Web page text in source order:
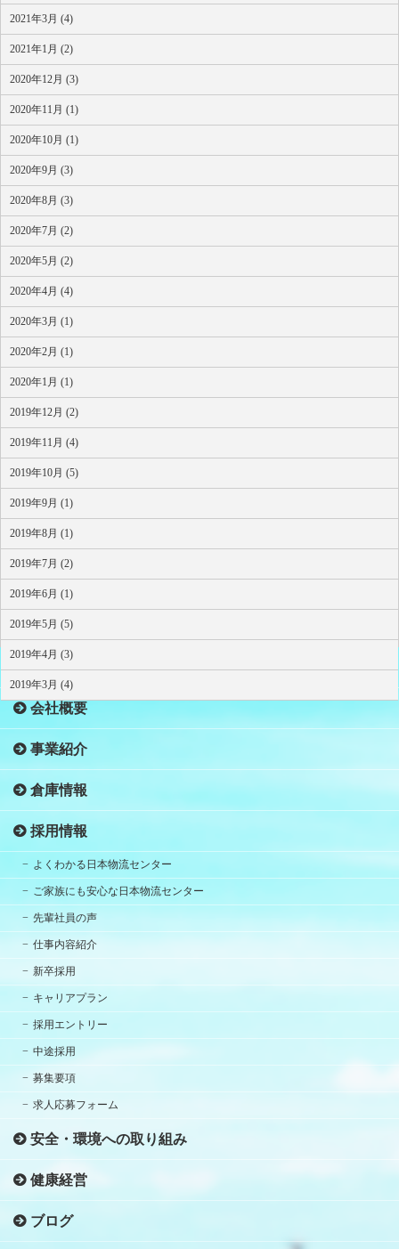
2021年3月 (4)
2021年1月 (2)
2020年12月 (3)
2020年11月 (1)
2020年10月 (1)
2020年9月 (3)
2020年8月 (3)
2020年7月 (2)
2020年5月 (2)
2020年4月 (4)
2020年3月 (1)
2020年2月 (1)
2020年1月 (1)
2019年12月 (2)
2019年11月 (4)
2019年10月 (5)
2019年9月 (1)
2019年8月 (1)
2019年7月 (2)
2019年6月 (1)
2019年5月 (5)
2019年4月 (3)
2019年3月 (4)
HOME
会社概要
事業紹介
倉庫情報
採用情報
よくわかる日本物流センター
ご家族にも安心な日本物流センター
先輩社員の声
仕事内容紹介
新卒採用
キャリアプラン
採用エントリー
中途採用
募集要項
求人応募フォーム
安全・環境への取り組み
健康経営
ブログ